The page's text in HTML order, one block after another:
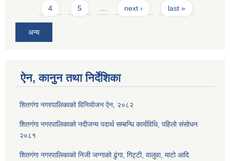
4 5 … next › last »
अन्य
ऐन, कानुन तथा निर्देशिका
शितगंगा नगरपालिकाको विनियोजन ऐन, २०८२
शितगंगा नगरपालिकाको नदीजन्य पदार्थ सम्बन्धि कार्यविधि, पहिलो संसोधन
२०८१
शितगंगा नगरपालिकाको निजी जग्गाको ढुंगा, गिट्टी, वालुवा, माटो आदि